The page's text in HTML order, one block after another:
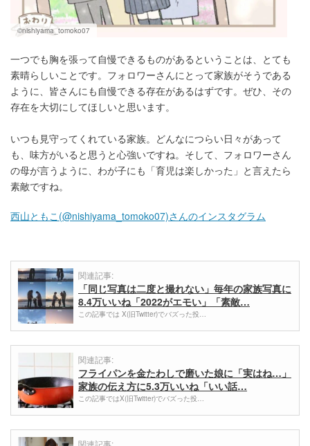
©nishiyama_tomoko07
一つでも胸を張って自慢できるものがあるということは、とても
素晴らしいことです。フォロワーさんにとって家族がそうである
ように、皆さんにも自慢できる存在があるはずです。ぜひ、その
存在を大切にしてほしいと思います。
いつも見守ってくれている家族。どんなにつらい日々があって
も、味方がいると思うと心強いですね。そして、フォロワーさん
の母が言うように、わが子にも「育児は楽しかった」と言えたら
素敵ですね。
西山ともこ(@nishiyama_tomoko07)さんのインスタグラム
関連記事:
「同じ写真は二度と撮れない」毎年の家族写真に
8.4万いいね「2022がエモい」「素敵…
この記事では X(旧Twitter)でバズった投…
関連記事:
フライパンを金たわしで磨いた娘に「実はね…」
家族の伝え方に5.3万いいね「いい話…
この記事ではX(旧Twitter)でバズった投…
関連記事: